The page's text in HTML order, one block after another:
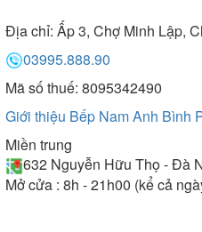
Địa chỉ: Ấp 3, Chợ Minh Lập,
03995.888.90
Mã số thuế: 8095342490
Giới thiệu Bếp Nam Anh Bình
Miền trung
632 Nguyễn Hữu Thọ - Đà
Mở cửa : 8h - 21h00 (kể cả